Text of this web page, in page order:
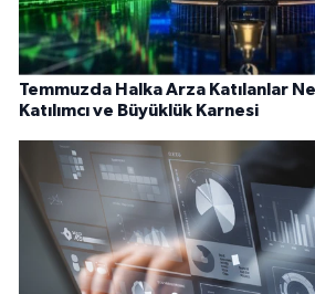
Temmuzda Halka Arza Katılanlar
Katılımcı ve Büyüklük Karnesi